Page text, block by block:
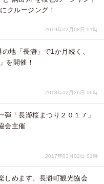
クルージング！
2019年02月08日 01時
地「長瀞」で1か月続く、
を開催！
2018年02月26日 06時
弾「長瀞桜まつり２０１７」
会主催
2017年03月02日 01時
しめます。長瀞町観光協会